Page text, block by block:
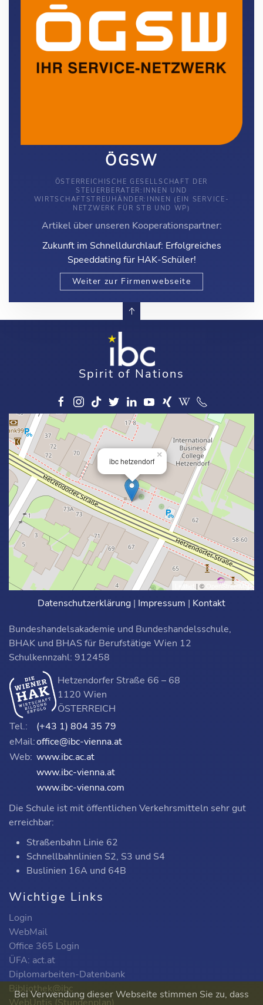
ÖGSW
ÖSTERREICHISCHE GESELLSCHAFT DER
STEUERBERATER:INNEN UND
WIRTSCHAFTSTREUHÄNDER:INNEN (EIN SERVICE-
NETZWERK FÜR STB UND WP)
Artikel über unseren Kooperationspartner:
Zukunft im Schnelldurchlauf: Erfolgreiches
Speeddating für HAK-Schüler!
Weiter zur Firmenwebseite
Spirit of Nations
ibc hetzendorf
×
Leaflet | © OpenStreetMap
Datenschutzerklärung | Impressum | Kontakt
Bundeshandelsakademie und Bundeshandelsschule,
BHAK und BHAS für Berufstätige Wien 12
Schulkennzahl: 912458
Hetzendorfer Straße 66 – 68
1120 Wien
ÖSTERREICH
Tel.:
(+43 1) 804 35 79
eMail:office@ibc-vienna.at
Web: www.ibc.ac.at
www.ibc-vienna.at
www.ibc-vienna.com
Die Schule ist mit öffentlichen Verkehrsmitteln sehr gut
erreichbar:
Straßenbahn Linie 62
Schnellbahnlinien S2, S3 und S4
Buslinien 16A und 64B
Wichtige Links
Login
WebMail
Office 365 Login
ÜFA: act.at
Diplomarbeiten-Datenbank
Bibliothek@ibc
Bei Verwendung dieser Webseite stimmen Sie zu, dass